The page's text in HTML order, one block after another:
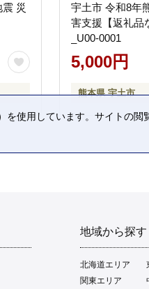
災
宇土市 令和8年
害支援【返礼品
_U00-0001
5,000円
熊本県 宇土市
地域から探す
北海道エリア
関東エリア
使用しています。サイトの